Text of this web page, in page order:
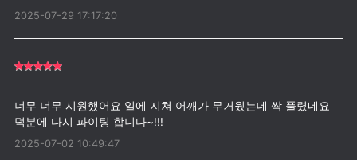
2025-07-29 17:17:20
너무 너무 시원했어요 일에 지쳐 어깨가 무거웠는데 싹 풀렸네요
2025-07-02 10:49:47